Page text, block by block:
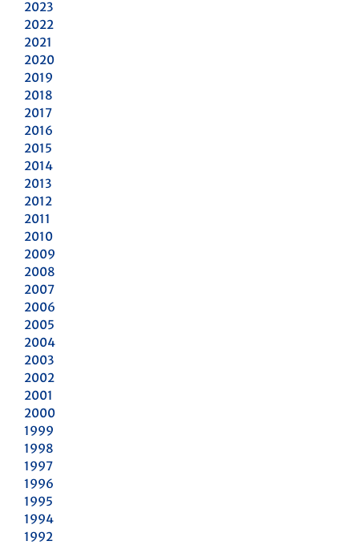
2023
2022
2021
2020
2019
2018
2017
2016
2015
2014
2013
2012
2011
2010
2009
2008
2007
2006
2005
2004
2003
2002
2001
2000
1999
1998
1997
1996
1995
1994
1992